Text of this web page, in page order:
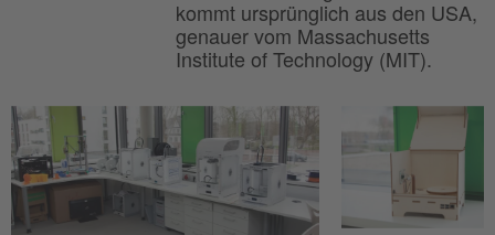
kommt ursprünglich aus den USA,
genauer vom Massachusetts
Institute of Technology (MIT).